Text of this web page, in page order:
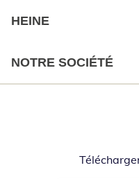
HEINE
NOTRE SOCIÉTÉ